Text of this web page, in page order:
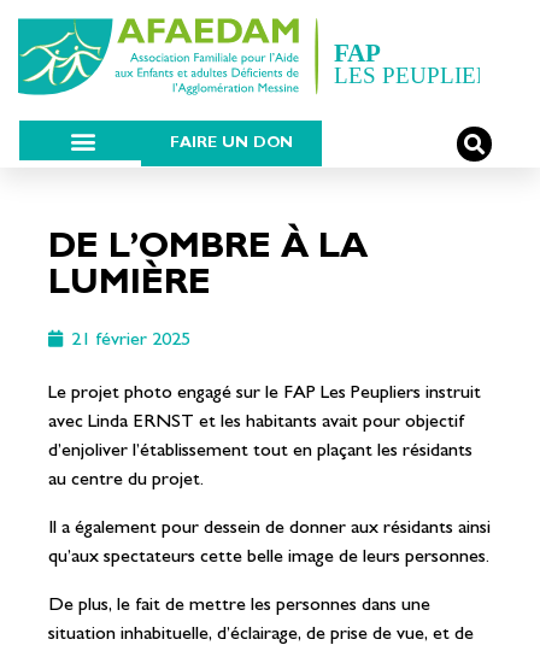
FAIRE UN DON
DE L’OMBRE À LA
LUMIÈRE
21 février 2025
Le projet photo engagé sur le FAP Les Peupliers instruit
avec Linda ERNST et les habitants avait pour objectif
d’enjoliver l’établissement tout en plaçant les résidants
au centre du projet.
Il a également pour dessein de donner aux résidants ainsi
qu’aux spectateurs cette belle image de leurs personnes.
De plus, le fait de mettre les personnes dans une
situation inhabituelle, d’éclairage, de prise de vue, et de